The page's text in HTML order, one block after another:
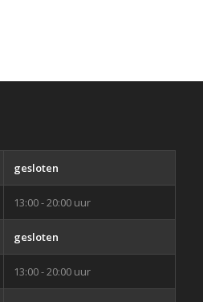
gesloten
13:00 - 20:00 uur
gesloten
13:00 - 20:00 uur